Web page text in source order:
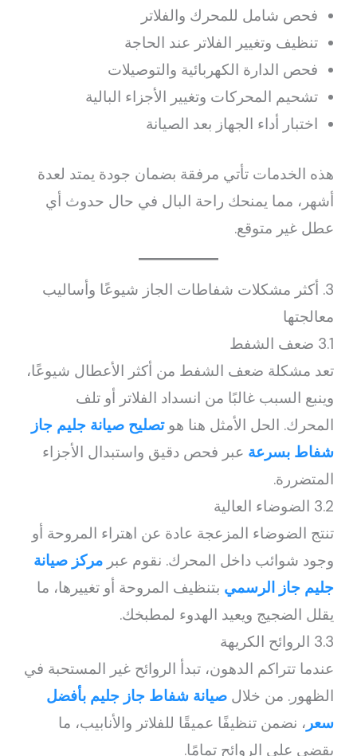
فحص شامل للمحرك والفلاتر
تنظيف وتغيير الفلاتر عند الحاجة
فحص الدارة الكهربائية والتوصيلات
تشحيم المحركات وتغيير الأجزاء البالية
اختبار أداء الجهاز بعد الصيانة
هذه الخدمات تأتي مرفقة بضمان جودة يمتد لعدة
أشهر، مما يمنحك راحة البال في حال حدوث أي
عطل غير متوقع.
3. أكثر مشكلات شفاطات الجاز شيوعًا وأساليب
معالجتها
3.1 ضعف الشفط
تعد مشكلة ضعف الشفط من أكثر الأعطال شيوعًا،
وينبع السبب غالبًا من انسداد الفلاتر أو تلف
المحرك. الحل الأمثل هنا هوتصليح صيانة جليم جاز
شفاط بسرعة عبر فحص دقيق واستبدال الأجزاء
المتضررة.
3.2 الضوضاء العالية
تنتج الضوضاء المزعجة عادة عن اهتراء المروحة أو
وجود شوائب داخل المحرك. نقوم عبرمركز صيانة
جليم جاز الرسمي بتنظيف المروحة أو تغييرها، ما
يقلل الضجيج ويعيد الهدوء لمطبخك.
3.3 الروائح الكريهة
عندما تتراكم الدهون، تبدأ الروائح غير المستحبة في
الظهور. من خلالصيانة شفاط جاز جليم بأفضل
سعر ، نضمن تنظيفًا عميقًا للفلاتر والأنابيب، ما
يقضي على الروائح تمامًا.